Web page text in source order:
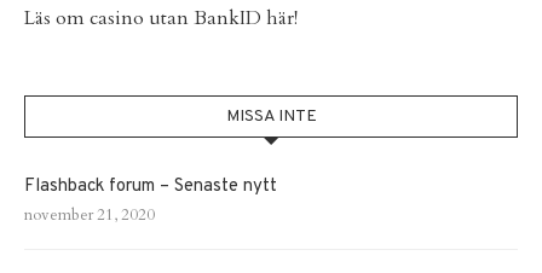
Läs omcasino utan BankID här!
MISSA INTE
Flashback forum – Senaste nytt
november 21, 2020